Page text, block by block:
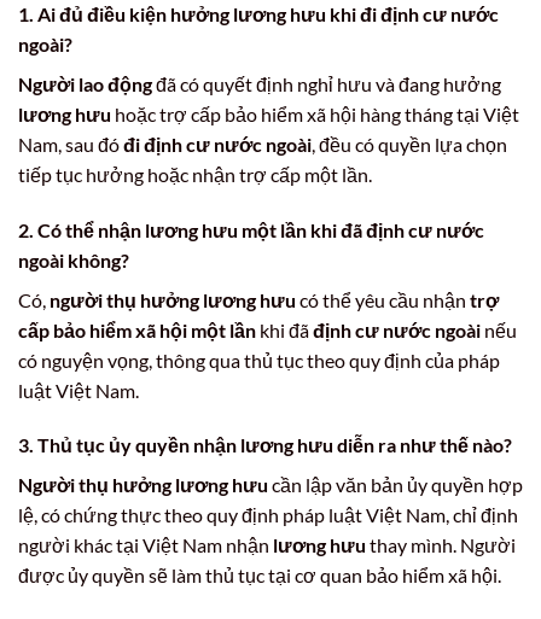
1. Ai đủ điều kiện hưởng lương hưu khi đi định cư nước
ngoài?
Người lao độngđã có quyết định nghỉ hưu và đang hưởng
lương hưu hoặc trợ cấp bảo hiểm xã hội hàng tháng tại Việt
Nam, sau đóđi định cư nước ngoài , đều có quyền lựa chọn
tiếp tục hưởng hoặc nhận trợ cấp một lần.
2. Có thể nhận lương hưu một lần khi đã định cư nước
ngoài không?
Có, người thụ hưởng lương hưu có thể yêu cầu nhận trợ
cấp bảo hiểm xã hội một lần khi đãđịnh cư nước ngoài nếu
có nguyện vọng, thông qua thủ tục theo quy định của pháp
luật Việt Nam.
3. Thủ tục ủy quyền nhận lương hưu diễn ra như thế nào?
Người thụ hưởng lương hưu cần lập văn bản ủy quyền hợp
lệ, có chứng thực theo quy định pháp luật Việt Nam, chỉ định
người khác tại Việt Nam nhận lương hưu thay mình. Người
được ủy quyền sẽ làm thủ tục tại cơ quan bảo hiểm xã hội.